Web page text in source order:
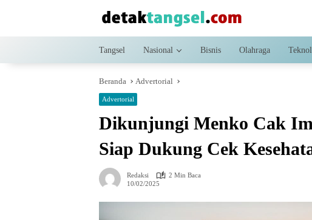
Tangsel Nasional Bisnis Olahraga
Beranda Advertorial
Advertorial
Dikunjungi Menko Cak
Siap Dukung Cek
Redaksi
2 Min Baca
10/02/2025